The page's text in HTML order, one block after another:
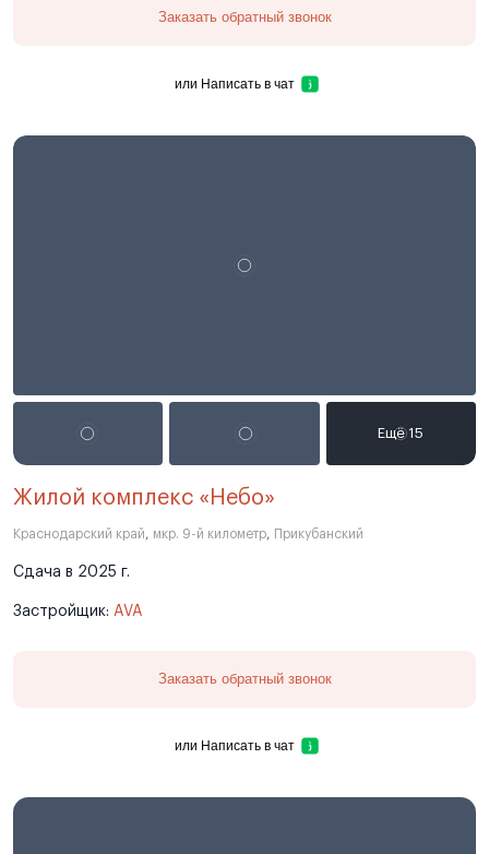
Заказать обратный звонок
или Написать в чат
Жилой комплекс «Небо»
Краснодарский край, мкр. 9-й километр, Прикубанский
Сдача в 2025 г.
Застройщик: AVA
Заказать обратный звонок
или Написать в чат